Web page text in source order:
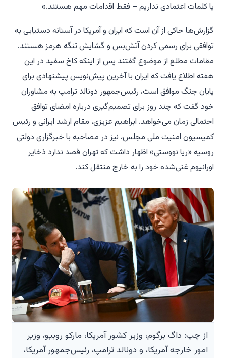
یا کلمات اعتمادی نداریم – فقط اقدامات مهم هستند.»
گزارش‌ها حاکی از آن است که ایران و آمریکا در آستانه دستیابی به
توافقی برای رسمی کردن آتش‌بس و گشایش تنگه هرمز هستند.
مقامات مطلع از موضوع گفتند پس از اینکه کاخ سفید در این
هفته اطلاع یافت که ایران با آخرین پیش‌نویس پیشنهادی برای
پایان جنگ موافق است، رئیس‌جمهور دونالد ترامپ به مشاوران
خود گفت که چند روز برای تصمیم‌گیری درباره امضای توافق
احتمالی زمان می‌خواهد. ابراهیم عزیزی، مقام ارشد ایرانی و رئیس
کمیسیون امنیت ملی مجلس، نیز در مصاحبه با خبرگزاری دولتی
روسیه «ریا نووستی» اظهار داشت که تهران قصد ندارد ذخایر
اورانیوم غنی‌شده خود را به خارج منتقل کند.
از چپ: داگ برگوم، وزیر کشور آمریکا، مارکو روبیو، وزیر
امور خارجه آمریکا، و دونالد ترامپ، رئیس‌جمهور آمریکا،